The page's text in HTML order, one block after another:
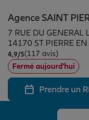
Assurance animal
Protection
Plan épargne
Assurance vie
Placements
Vos projets
Partir en vacances
Déménager
Conseil assurance
Agence SAINT
7 RUE DU GENERAL
14170 ST PIERRE EN
4,9/5Note de 4.9 sur 5
(117 avis)
Fermé aujourd'hui
Prendre un